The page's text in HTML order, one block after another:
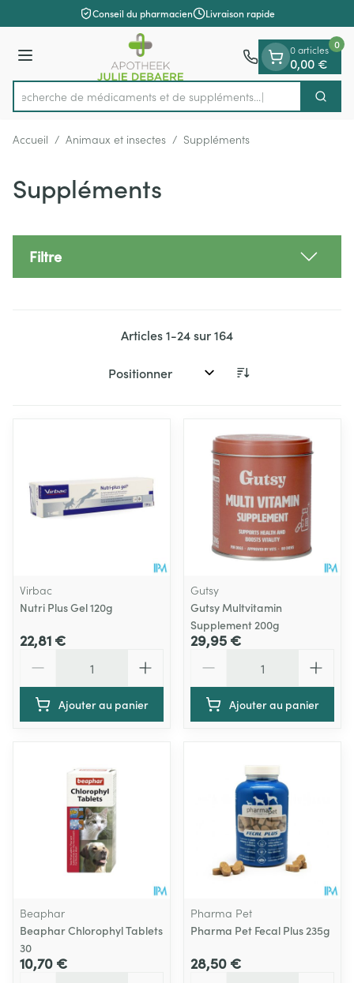
Aller au contenu
1 de 1Conseil du pharmacien Livraison rapide
Menu
Rechercher
Recherche de médicaments et
0 articles
0,00 €
0
Accueil / Animaux et insectes / Suppléments
Suppléments
Filtre
Articles1-24sur164
Trier par:
Virbac
Nutri Plus Gel 120g
22,81 €
Ajouter au panier
Gutsy
Gutsy Multvitamin
Supplement 200g
29,95 €
Ajouter au panier
Beaphar
Beaphar Chlorophyl Tablets
30
10,70 €
Pharma Pet
Pharma Pet Fecal Plus 235g
28,50 €